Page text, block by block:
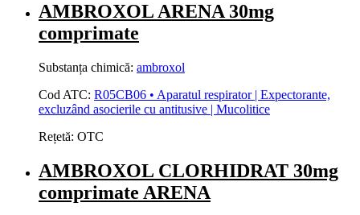
AMBROXOL ARENA 30mg
comprimate
Substanța chimică: ambroxol
Cod ATC: R05CB06 • Aparatul respirator | Expectorante,
excluzând asocierile cu antitusive | Mucolitice
Rețetă: OTC
AMBROXOL CLORHIDRAT 30mg
comprimate ARENA